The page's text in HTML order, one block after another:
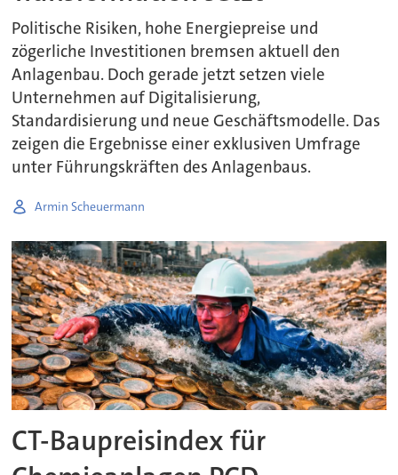
Politische Risiken, hohe Energiepreise und
zögerliche Investitionen bremsen aktuell den
Anlagenbau. Doch gerade jetzt setzen viele
Unternehmen auf Digitalisierung,
Standardisierung und neue Geschäftsmodelle. Das
zeigen die Ergebnisse einer exklusiven Umfrage
unter Führungskräften des Anlagenbaus.
Armin Scheuermann
CT-Baupreisindex für